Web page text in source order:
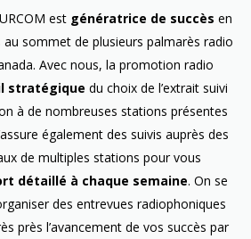
est génératrice de succès en
sommet de plusieurs palmarès radio
Avec nous, la promotion radio
stratégique du choix de l’extrait suivi
à de nombreuses stations présentes
également des suivis auprès des
de multiples stations pour vous
détaillé à chaque semaine. On se
des entrevues radiophoniques
près l’avancement de vos succès par